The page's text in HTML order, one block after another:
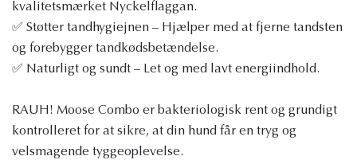
kvalitetsmærket Nyckelflaggan.
✅ Støtter tandhygiejnen – Hjælper med at fjerne tandsten
og forebygger tandkødsbetændelse.
✅ Naturligt og sundt – Let og med lavt energiindhold.
RAUH! Moose Combo er bakteriologisk rent og grundigt
kontrolleret for at sikre, at din hund får en tryg og
velsmagende tyggeoplevelse.